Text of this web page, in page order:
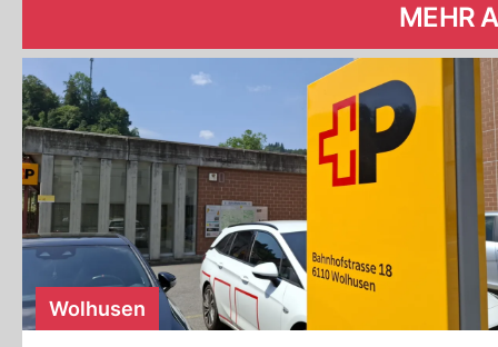
MEHR
Wolhusen